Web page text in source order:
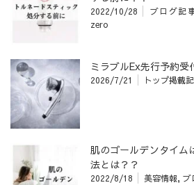
2022/10/28 ブログ記
zero
ミラブルEx先行予約受
2026/7/21 トップ掲載
肌のゴールデンタイム
法とは？？
2022/8/18 美容情報, ブ